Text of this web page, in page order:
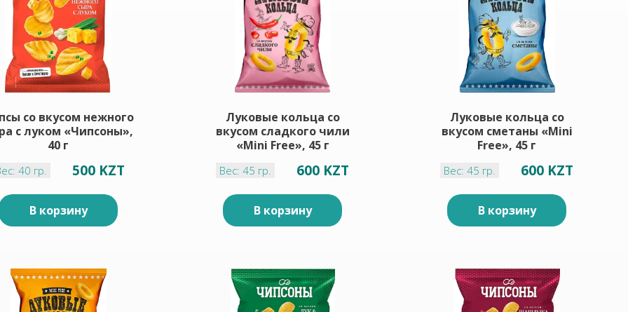
со вкусом нежного
с луком «Чипсоны»,
40 г
40 гр. 500 KZT
В корзину
Луковые кольца со
вкусом сладкого чили
«Mini Free», 45 г
Вес: 45 гр. 600 KZT
В корзину
Луковые кольца со
вкусом сметаны «Mini
Free», 45 г
Вес: 45 гр. 600 KZT
В корзину